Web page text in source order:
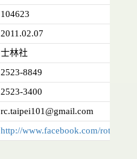
104623
2011.02.07
士林社
2523-8849
2523-3400
rc.taipei101@gmail.com
http://www.facebook.com/